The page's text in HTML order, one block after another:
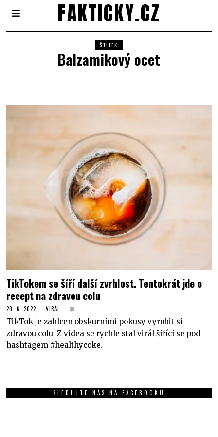
FAKTICKY.CZ
ŠTÍTEK
Balzamikový ocet
TikTokem se šíří další zvrhlost. Tentokrát jde o
recept na zdravou colu
20. 6. 2022 VIRÁL
TikTok je zahlcen obskurními pokusy vyrobit si
zdravou colu. Z videa se rychle stal virál šířící se pod
hashtagem #healthycoke.
SLEDUJTE NÁS NA FACEBOOKU